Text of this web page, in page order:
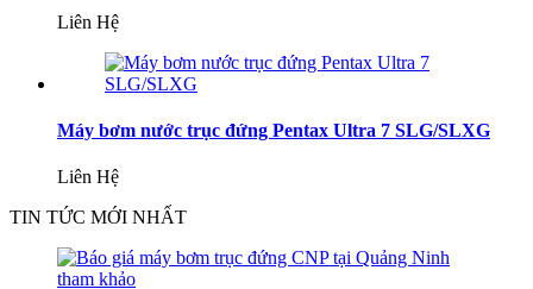
Liên Hệ
Máy bơm nước trục đứng Pentax Ultra 7 SLG/SLXG
Liên Hệ
TIN TỨC MỚI NHẤT